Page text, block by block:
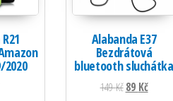
2020
Alabanda E37
Bezdrátová
bluetooth sluchátka
149Kč Původní
89 Kč